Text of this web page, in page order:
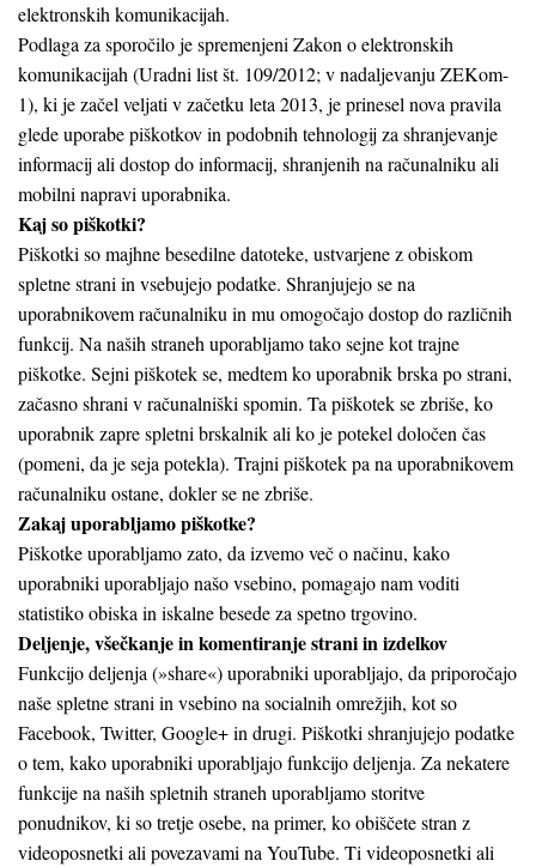
elektronskih komunikacijah.
Podlaga za sporočilo je spremenjeni Zakon o elektronskih
komunikacijah (Uradni list št. 109/2012; v nadaljevanju ZEKom-
1), ki je začel veljati v začetku leta 2013, je prinesel nova pravila
glede uporabe piškotkov in podobnih tehnologij za shranjevanje
informacij ali dostop do informacij, shranjenih na računalniku ali
mobilni napravi uporabnika.
Kaj so piškotki?
Piškotki so majhne besedilne datoteke, ustvarjene z obiskom
spletne strani in vsebujejo podatke. Shranjujejo se na
uporabnikovem računalniku in mu omogočajo dostop do različnih
funkcij. Na naših straneh uporabljamo tako sejne kot trajne
piškotke. Sejni piškotek se, medtem ko uporabnik brska po strani,
začasno shrani v računalniški spomin. Ta piškotek se zbriše, ko
uporabnik zapre spletni brskalnik ali ko je potekel določen čas
(pomeni, da je seja potekla). Trajni piškotek pa na uporabnikovem
računalniku ostane, dokler se ne zbriše.
Zakaj uporabljamo piškotke?
Piškotke uporabljamo zato, da izvemo več o načinu, kako
uporabniki uporabljajo našo vsebino, pomagajo nam voditi
statistiko obiska in iskalne besede za spetno trgovino.
Deljenje, všečkanje in komentiranje strani in izdelkov
Funkcijo deljenja (»share«) uporabniki uporabljajo, da priporočajo
naše spletne strani in vsebino na socialnih omrežjih, kot so
Facebook, Twitter, Google+ in drugi. Piškotki shranjujejo podatke
o tem, kako uporabniki uporabljajo funkcijo deljenja. Za nekatere
funkcije na naših spletnih straneh uporabljamo storitve
ponudnikov, ki so tretje osebe, na primer, ko obiščete stran z
videoposnetki ali povezavami na YouTube. Ti videoposnetki ali